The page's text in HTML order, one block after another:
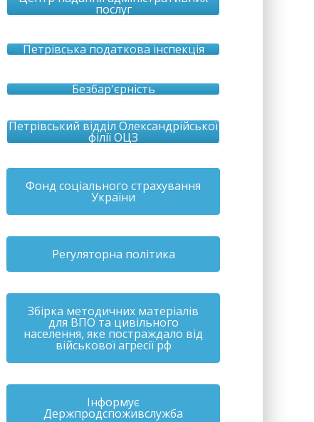
послуг
Петрівська податкова інспекція
Безбар'єрність
Петрівський відділ Олександрійської
філії ОЦЗ
Фонд соціального страхування
України
Регуляторна політика
Збірка методичних матеріалів
для ВПО та цивільного
населення, яке постраждало від
військової агресії рф
Інформує
Держпродспоживслужба